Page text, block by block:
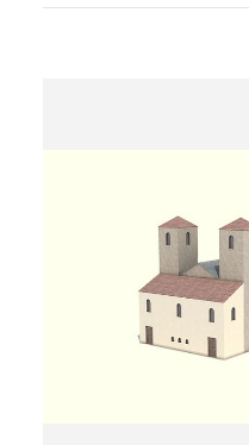
LA FORTIFICATION
UN COFFRE